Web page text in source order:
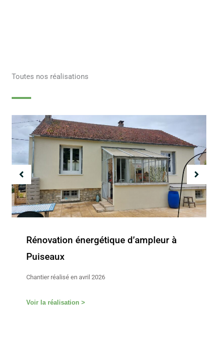
Toutes nos réalisations
Rénovation énergétique d’ampleur à
Puiseaux
Chantier réalisé en avril 2026
Voir la réalisation >